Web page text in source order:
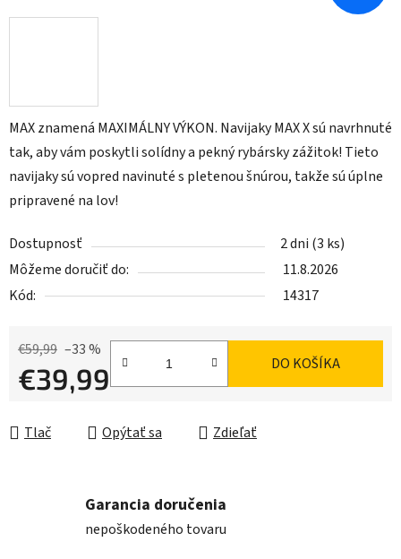
MAX znamená MAXIMÁLNY VÝKON. Navijaky MAX X sú navrhnuté
tak, aby vám poskytli solídny a pekný rybársky zážitok! Tieto
navijaky sú vopred navinuté s pletenou šnúrou, takže sú úplne
pripravené na lov!
Dostupnosť 2 dni (3 ks)
Môžeme doručiť do:
11.8.2026
Kód:
14317
€59,99 –33 %
€39,99 DO KOŠÍKA
Tlač Opýtať sa Zdieľať
Garancia doručenia
nepoškodeného tovaru